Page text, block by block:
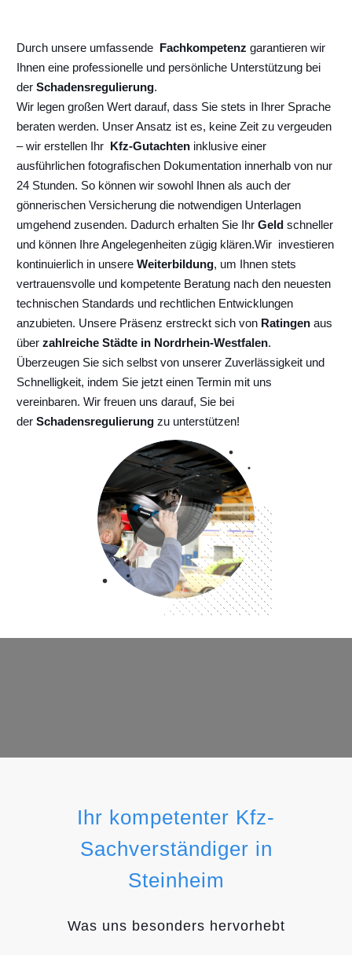
Durch unsere umfassende Fachkompetenz garantieren wir
Ihnen eine professionelle und persönliche Unterstützung bei
der Schadensregulierung.
Wir legen großen Wert darauf, dass Sie stets in Ihrer Sprache
beraten werden. Unser Ansatz ist es, keine Zeit zu vergeuden
– wir erstellen Ihr Kfz-Gutachten inklusive einer
ausführlichen fotografischen Dokumentation innerhalb von nur
24 Stunden. So können wir sowohl Ihnen als auch der
gönnerischen Versicherung die notwendigen Unterlagen
umgehend zusenden. Dadurch erhalten Sie Ihr Geld schneller
und können Ihre Angelegenheiten zügig klären.Wir investieren
kontinuierlich in unsere Weiterbildung, um Ihnen stets
vertrauensvolle und kompetente Beratung nach den neuesten
technischen Standards und rechtlichen Entwicklungen
anzubieten. Unsere Präsenz erstreckt sich von Ratingen aus
über zahlreiche Städte in Nordrhein-Westfalen.
Überzeugen Sie sich selbst von unserer Zuverlässigkeit und
Schnelligkeit, indem Sie jetzt einen Termin mit uns
vereinbaren. Wir freuen uns darauf, Sie bei
der Schadensregulierung zu unterstützen!
Ihr kompetenter Kfz-
Sachverständiger in
Steinheim
Was uns besonders hervorhebt